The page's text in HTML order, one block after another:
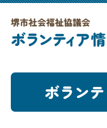
ボラン